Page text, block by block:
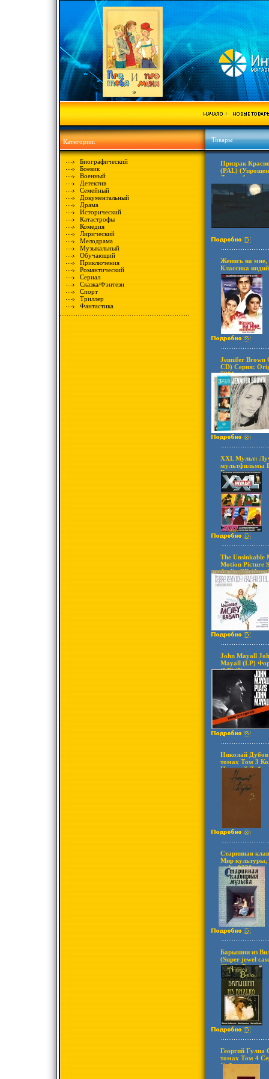
Категории:
Биографический
Боевик
Военный
Детектив
Семейный
Документальный
Драма
Исторический
Катастрофы
Комедия
Лирический
Мелодрама
Музыкальный
Обучающий
Приключения
Романтический
Сериал
Сказка/Фэнтези
Спорт
Триллер
Фантастика
Товары
Призрак
(PAL)
Дистрибьютор:
код: 5
Звуковые
Dolby Digital
Женись на
Классика
Jennifer Brown
CD) Серия:
7991u.
XXL Мульт:
мультфильмы
Большая
инфо 8031u.
The
Motion Picture
Audio CD
Turner
Европейский
товары инфо
John Mayall
Mayall (LP)
(LP)
Европейский
товары
Николай Дубов
томах Том 3
Николай Дубов
томах
Старинная
Мир культуры,
инфо 9030u.
Барышни из
(Super jewel
Classic
Звуковые
Dolby Digital 2
Standart инфо
Георгий Гулиа
томах Том 4
Собрание